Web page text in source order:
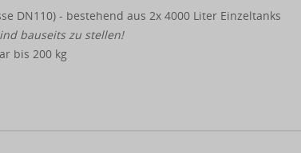
DN110) - bestehend aus 2x 4000 Liter Einzeltanks
bauseits zu stellen!
bis 200 kg